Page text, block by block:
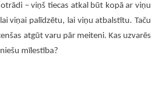
– viņš tiecas atkal būt kopā ar viņu
viņai palīdzētu, lai viņu atbalstītu. Taču
atgūt varu pār meiteni. Kas uzvarēs
mīlestība?